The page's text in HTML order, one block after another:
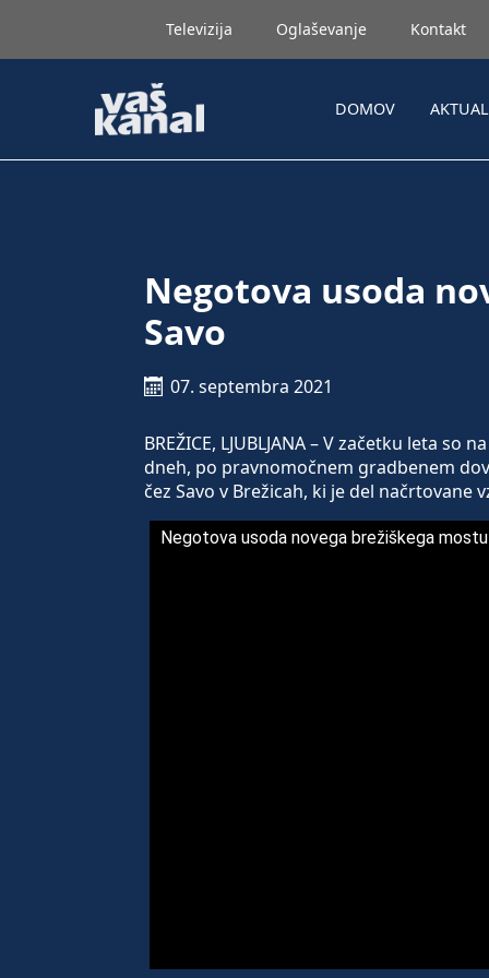
Televizija Oglaševanje Kontakt
DOMOV
Negotova usoda
Savo
07. septembra 2021
BREŽICE, LJUBLJANA – V začetku leta
dneh, po pravnomočnem gradbenem
čez Savo v Brežicah, ki je del načrtovane
Negotova usoda novega brežiškega